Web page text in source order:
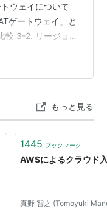
ウェイについて
ゲートウェイ」と
較 3-2. リージョン
イからリージョン
ンNATゲートウェ
もっと見る
1445 ブックマーク
AWSによるクラウド
真野 智之 (Tomoyuki